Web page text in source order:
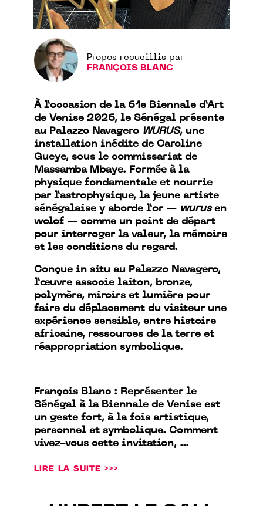
Propos recueillis par
FRANÇOIS BLANC
À l’occasion de la 61e Biennale d’Art
de Venise 2026, le Sénégal présente
au Palazzo Navagero WURUS, une
installation inédite de Caroline
Gueye, sous le commissariat de
Massamba Mbaye. Formée à la
physique fondamentale et nourrie
par l’astrophysique, la jeune artiste
sénégalaise y aborde l’or — wurusen
wolof — comme un point de départ
pour interroger la valeur, la mémoire
et les conditions du regard.
Conçue in situ au Palazzo Navagero,
l’œuvre associe laiton, bronze,
polymère, miroirs et lumière pour
faire du déplacement du visiteur une
expérience sensible, entre histoire
africaine, ressources de la terre et
réappropriation symbolique.
François Blanc : Représenter le
Sénégal à la Biennale de Venise est
un geste fort, à la fois artistique,
personnel et symbolique. Comment
vivez-vous cette invitation, ...
LIRE LA SUITE >>>